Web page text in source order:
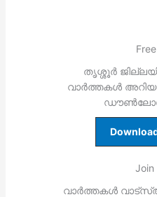
തൃശ്ശൂര്‍
വാര്‍ത്തകള്‍
Join
വാര്‍ത്തകള്‍